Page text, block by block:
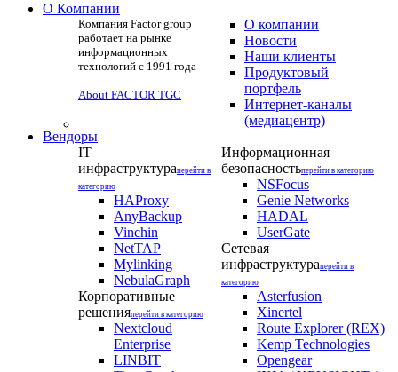
О Компании
Компания Factor group
работает на рынке
информационных
технологий с 1991 года
About FACTOR TGC
О компании
Новости
Наши клиенты
Продуктовый
портфель
Интернет-каналы
(медиацентр)
Вендоры
IT
инфраструктураперейти в
категорию
HAProxy
AnyBackup
Vinchin
NetTAP
Mylinking
NebulaGraph
Корпоративные
решенияперейти в категорию
Nextcloud
Enterprise
LINBIT
Информационная
безопасностьперейти в категорию
NSFocus
Genie Networks
HADAL
UserGate
Сетевая
инфраструктураперейти в
категорию
Asterfusion
Xinertel
Route Explorer (REX)
Kemp Technologies
Opengear